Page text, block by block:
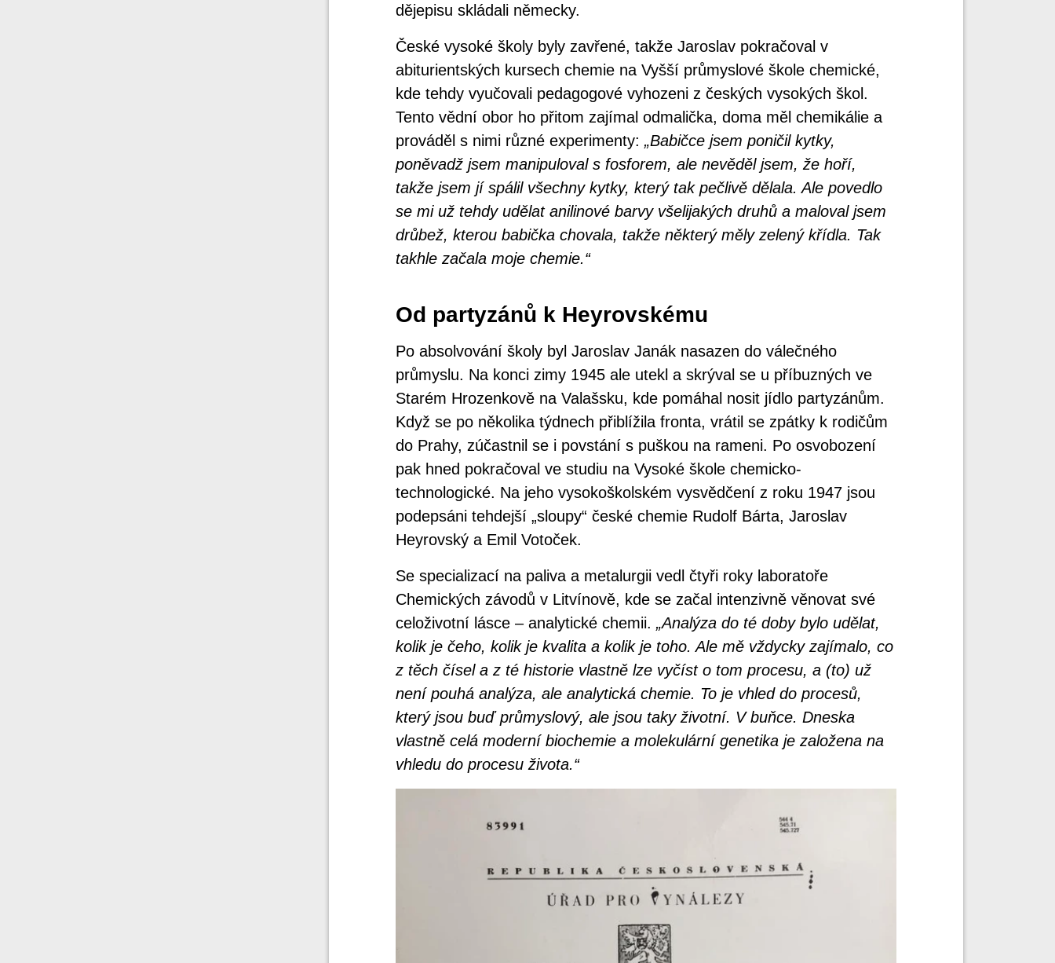
dějepisu skládali německy.
České vysoké školy byly zavřené, takže Jaroslav pokračoval v
abiturientských kursech chemie na Vyšší průmyslové škole chemické,
kde tehdy vyučovali pedagogové vyhozeni z českých vysokých škol.
Tento vědní obor ho přitom zajímal odmalička, doma měl chemikálie a
prováděl s nimi různé experimenty: „Babičce jsem poničil kytky,
poněvadž jsem manipuloval s fosforem, ale nevěděl jsem, že hoří,
takže jsem jí spálil všechny kytky, který tak pečlivě dělala. Ale povedlo
se mi už tehdy udělat anilinové barvy všelijakých druhů a maloval jsem
drůbež, kterou babička chovala, takže některý měly zelený křídla. Tak
takhle začala moje chemie.“
Od partyzánů k Heyrovskému
Po absolvování školy byl Jaroslav Janák nasazen do válečného
průmyslu. Na konci zimy 1945 ale utekl a skrýval se u příbuzných ve
Starém Hrozenkově na Valašsku, kde pomáhal nosit jídlo partyzánům.
Když se po několika týdnech přiblížila fronta, vrátil se zpátky k rodičům
do Prahy, zúčastnil se i povstání s puškou na rameni. Po osvobození
pak hned pokračoval ve studiu na Vysoké škole chemicko-
technologické. Na jeho vysokoškolském vysvědčení z roku 1947 jsou
podepsáni tehdejší „sloupy“ české chemie Rudolf Bárta, Jaroslav
Heyrovský a Emil Votoček.
Se specializací na paliva a metalurgii vedl čtyři roky laboratoře
Chemických závodů v Litvínově, kde se začal intenzivně věnovat své
celoživotní lásce – analytické chemii. „Analýza do té doby bylo udělat,
kolik je čeho, kolik je kvalita a kolik je toho. Ale mě vždycky zajímalo, co
z těch čísel a z té historie vlastně lze vyčíst o tom procesu, a (to) už
není pouhá analýza, ale analytická chemie. To je vhled do procesů,
který jsou buď průmyslový, ale jsou taky životní. V buňce. Dneska
vlastně celá moderní biochemie a molekulární genetika je založena na
vhledu do procesu života.“